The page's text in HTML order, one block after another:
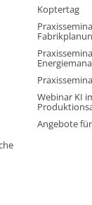
Koptertag
Webinar KI
Angebote